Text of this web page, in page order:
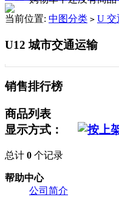
当前位置: 中图分类 > U 交
U12 城市交通运输
销售排行榜
商品列表
显示方式：
总计 0 个记录
帮助中心
公司简介